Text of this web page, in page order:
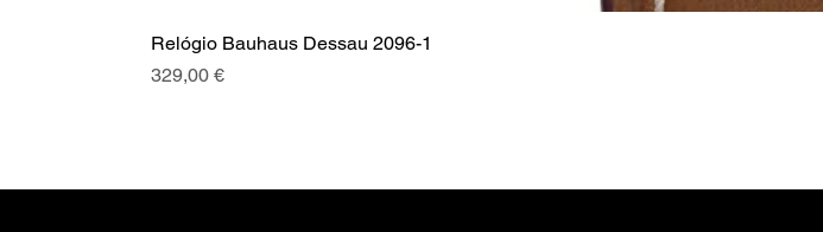
Relógio Bauhaus Dessau 2096-1
Preis
329,00 €